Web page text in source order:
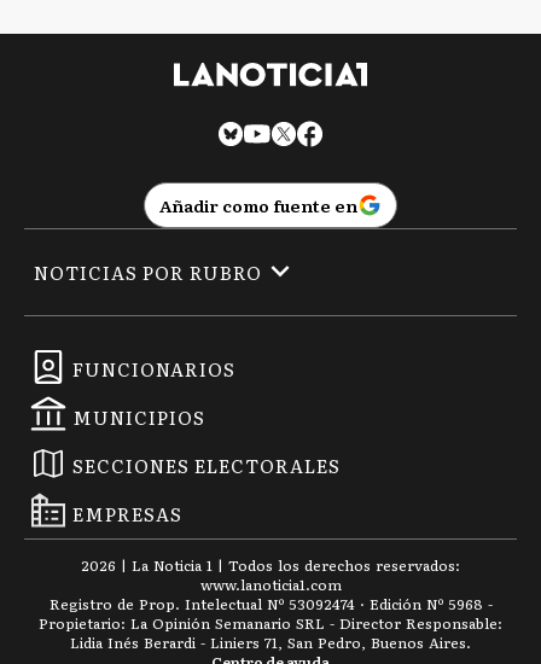
Añadir como fuente en
FUNCIONARIOS
MUNICIPIOS
SECCIONES ELECTORALES
EMPRESAS
NOTICIAS POR RUBRO
2026 | La Noticia 1 | Todos los derechos reservados:
www.lanoticia1.com
Registro de Prop. Intelectual Nº 53092474 · Edición Nº 5968 -
Propietario: La Opinión Semanario SRL - Director Responsable:
Lidia Inés Berardi - Liniers 71, San Pedro, Buenos Aires.